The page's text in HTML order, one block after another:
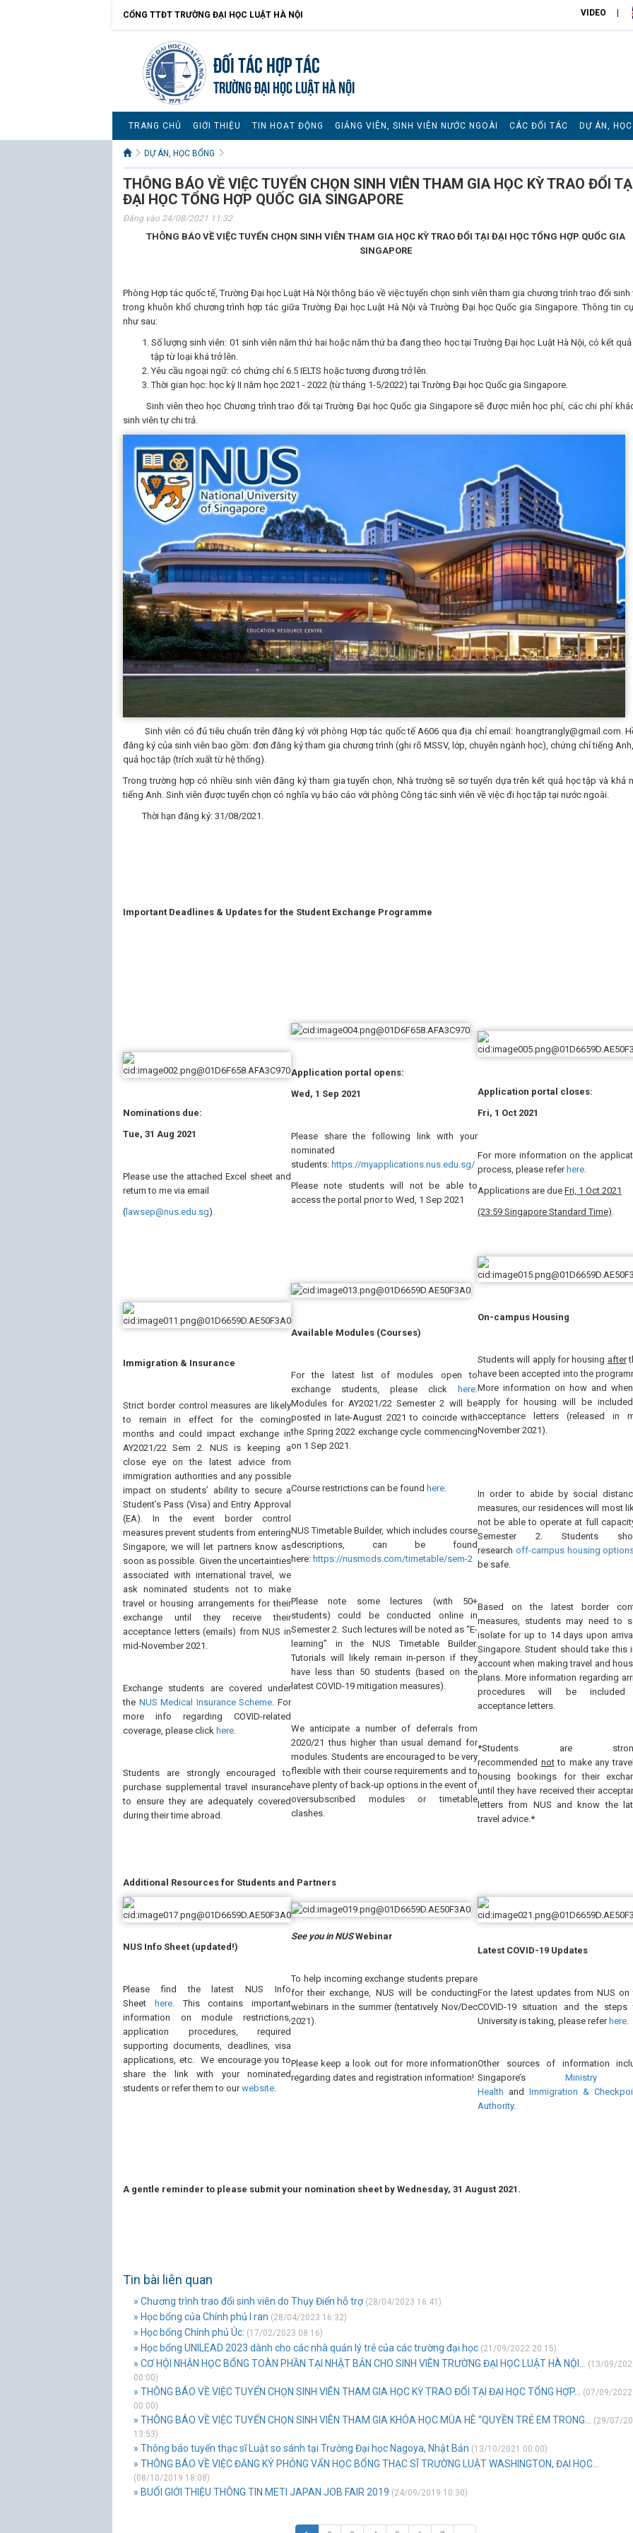
CỔNG TTĐT TRƯỜNG ĐẠI HỌC LUẬT HÀ NỘI VIDEO
Đối tác hợp tác
TRƯỜNG ĐẠI HỌC LUẬT HÀ NỘI
TRANG CHỦ GIỚI THIỆU TIN HOẠT ĐỘNG GIẢNG VIÊN, SINH VIÊN NƯỚC NGOÀI CÁC ĐỐI TÁC DỰ ÁN,
DỰ ÁN, HỌC BỔNG
THÔNG BÁO VỀ VIỆC TUYỂN CHỌN SINH VIÊN THAM GIA HỌC KỲ TRAO ĐỔI
ĐẠI HỌC TỔNG HỢP QUỐC GIA SINGAPORE
Đăng vào 24/08/2021 11:32
THÔNG BÁO VỀ VIỆC TUYỂN CHỌN SINH VIÊN THAM GIA HỌC KỲ TRAO ĐỔI TẠI ĐẠI HỌC TỔNG HỢP QUỐC GIA
SINGAPORE
Phòng Hợp tác quốc tế, Trường Đại học Luật Hà Nội thông báo về việc tuyển chọn sinh viên tham gia chương trình trao đổi sinh
trong khuôn khổ chương trình hợp tác giữa Trường Đại học Luật Hà Nội và Trường Đại học Quốc gia Singapore. Thông tin
như sau:
Số lượng sinh viên: 01 sinh viên năm thứ hai hoặc năm thứ ba đang theo học tại Trường Đại học Luật Hà Nội, có kết
tập từ loại khá trở lên.
Yêu cầu ngoại ngữ: có chứng chỉ 6.5 IELTS hoặc tương đương trở lên.
Thời gian học: học kỳ II năm học 2021 - 2022 (từ tháng 1-5/2022) tại Trường Đại học Quốc gia Singapore.
Sinh viên theo học Chương trình trao đổi tại Trường Đại học Quốc gia Singapore sẽ được miễn học phí, các chi phí
sinh viên tự chi trả.
Sinh viên có đủ tiêu chuẩn trên đăng ký với phòng Hợp tác quốc tế A606 qua địa chỉ email: hoangtrangly@gmail.com.
đăng ký của sinh viên bao gồm: đơn đăng ký tham gia chương trình (ghi rõ MSSV, lớp, chuyên ngành học), chứng chỉ tiếng
quả học tập (trích xuất từ hệ thống).
Trong trường hợp có nhiều sinh viên đăng ký tham gia tuyển chọn, Nhà trường sẽ sơ tuyển dựa trên kết quả học tập và khả
tiếng Anh. Sinh viên được tuyển chọn có nghĩa vụ báo cáo với phòng Công tác sinh viên về việc đi học tập tại nước ngoài.
Thời hạn đăng ký: 31/08/2021.
Important Deadlines & Updates for the Student Exchange Programme
Nominations due:
Tue, 31 Aug 2021
Please use the attached Excel sheet and
return to me via email
( lawsep@nus.edu.sg).
Application portal opens:
Wed, 1 Sep 2021
Please share the following link with your
nominated
students: https://myapplications.nus.edu.sg/
Please note students will not be able to
access the portal prior to Wed, 1 Sep 2021
Application portal closes:
Fri, 1 Oct 2021
For more information on the
process, please refer here.
Applications are due Fri, 1 Oct 2021
(23:59 Singapore Standard Time).
Immigration & Insurance
Strict border control measures are likely
to remain in effect for the coming
months and could impact exchange in
AY2021/22 Sem 2. NUS is keeping a
close eye on the latest advice from
immigration authorities and any possible
impact on students’ ability to secure a
Student’s Pass (Visa) and Entry Approval
(EA). In the event border control
measures prevent students from entering
Singapore, we will let partners know as
soon as possible. Given the uncertainties
associated with international travel, we
ask nominated students not to make
travel or housing arrangements for their
exchange until they receive their
acceptance letters (emails) from NUS in
mid-November 2021.
Exchange students are covered under
the NUS Medical Insurance Scheme. For
more info regarding COVID-related
coverage, please click here.
Students are strongly encouraged to
purchase supplemental travel insurance
to ensure they are adequately covered
during their time abroad.
Available Modules (Courses)
For the latest list of modules open to
exchange students, please click here
Modules for AY2021/22 Semester 2 will be
posted in late-August 2021 to coincide with
the Spring 2022 exchange cycle commencing
on 1 Sep 2021.
Course restrictions can be found here
NUS Timetable Builder, which includes course
descriptions, can be found
here: https://nusmods.com/timetable/sem-2
Please note some lectures (with 50+
students) could be conducted online in
Semester 2. Such lectures will be noted as “E-
learning” in the NUS Timetable Builder.
Tutorials will likely remain in-person if they
have less than 50 students (based on the
latest COVID-19 mitigation measures).
We anticipate a number of deferrals from
2020/21 thus higher than usual demand for
modules. Students are encouraged to be very
flexible with their course requirements and to
have plenty of back-up options in the event of
oversubscribed modules or timetable
clashes.
On-campus Housing
Students will apply for housing after
have been accepted into the
More information on how and
apply for housing will be
acceptance letters (released in
November 2021).
In order to abide by social
measures, our residences will most
not be able to operate at full
Semester 2. Students
research off-campus housing
be safe.
Based on the latest border
measures, students may need to
isolate for up to 14 days upon
Singapore. Student should take this
account when making travel and
plans. More information regarding
procedures will be
acceptance letters.
*Students are
recommended notto make any
housing bookings for their
until they have received their
letters from NUS and know the
travel advice.*
Additional Resources for Students and Partners
NUS Info Sheet (updated!)
Please find the latest NUS Info
Sheet
here. This contains important
information on module restrictions,
application procedures, required
supporting documents, deadlines, visa
applications, etc. We encourage you to
share the link with your nominated
students or refer them to ourwebsite.
See you in NUSWebinar
To help incoming exchange students prepare
for their exchange, NUS will be conducting
webinars in the summer (tentatively Nov/Dec
2021).
Please keep a look out for more information
regarding dates and registration information!
Latest COVID-19 Updates
For the latest updates from NUS on
COVID-19 situation and the steps
University is taking, please refer here.
Other sources of information
Singapore’s Ministry
Health and Immigration &
Authority.
A gentle reminder to please submit your nomination sheet by Wednesday, 31 August 2021.
Tin bài liên quan
» Chương trình trao đổi sinh viên do Thụy Điển hỗ trợ(28/04/2023 16:41)
» Học bổng của Chính phủ I ran (28/04/2023 16:32)
» Học bổng Chính phủ Úc: (17/02/2023 08:16)
» Học bổng UNILEAD 2023 dành cho các nhà quản lý trẻ của các trường đại học (21/09/2022 20:15)
» CƠ HỘI NHẬN HỌC BỔNG TOÀN PHẦN TẠI NHẬT BẢN CHO SINH VIÊN TRƯỜNG ĐẠI HỌC LUẬT HÀ NỘI...
(13/09/
00:00)
» THÔNG BÁO VỀ VIỆC TUYỂN CHỌN SINH VIÊN THAM GIA HỌC KỲ TRAO ĐỔI TẠI ĐẠI HỌC TỔNG HỢP...
(07/09/2022
00:00)
» THÔNG BÁO VỀ VIỆC TUYỂN CHỌN SINH VIÊN THAM GIA KHÓA HỌC MÙA HÈ “QUYỀN TRẺ EM TRONG...
(29/07/
13:53)
» Thông báo tuyển thạc sĩ Luật so sánh tại Trường Đại học Nagoya, Nhật Bản (13/10/2021 00:00)
» THÔNG BÁO VỀ VIỆC ĐĂNG KÝ PHỎNG VẤN HỌC BỔNG THẠC SĨ TRƯỜNG LUẬT WASHINGTON, ĐẠI HỌC...
(08/10/2019 18:08)
» BUỔI GIỚI THIỆU THÔNG TIN METI JAPAN JOB FAIR 2019 (24/09/2019 10:30)